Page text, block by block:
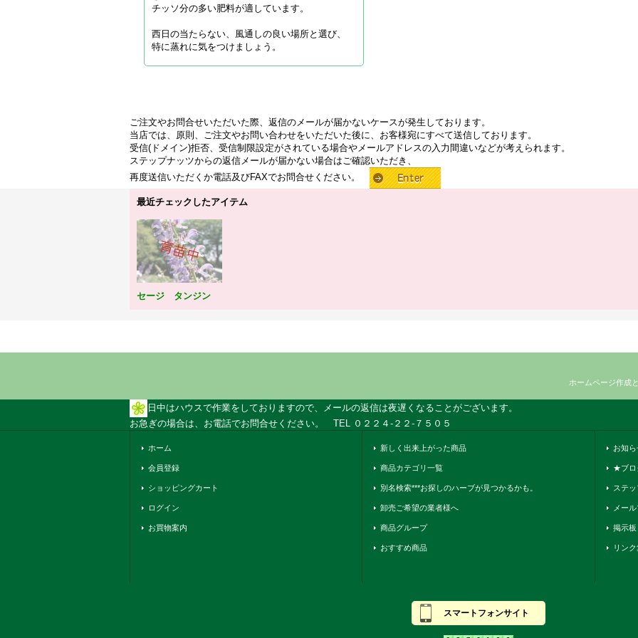
チッソ分の多い肥料が適しています。
西日の当たらない、風通しの良い場所と選び、
特に蒸れに気をつけましょう。
ご注文やお問合せいただいた際、返信のメールが届かないケースが発生しております。
当店では、原則、ご注文やお問い合わせをいただいた後に、お客様宛にすべて送信しております。
受信(ドメイン)拒否、受信制限設定がされている場合やメールアドレスの入力間違いなどが考えられます。
ステップナッツからの返信メールが届かない場合はご確認いただき、
再度送信いただくか電話及びFAXでお問合せください。
最近チェックしたアイテム
セージ タンジン
ホームページ作成
日中はハウスで作業をしておりますので、メールの返信は夜遅くなることがございます。
お急ぎの場合は、お電話でお問合せください。 TEL ０２２４-２２-７５０５
ホーム
会員登録
ショッピングカート
ログイン
お買物案内
新しく出来上がった商品
商品カテゴリ一覧
別名検索***お探しのハーブが見つかるかも。
卸売ご希望の業者様へ
商品グループ
おすすめ商品
お知ら
★ブ
ステ
メー
掲示板
リンク
スマートフォンサイト